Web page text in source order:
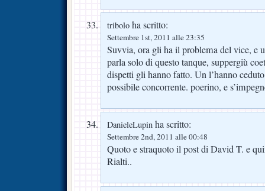
tribolo ha scritto:
Settembre 1st, 2011 alle 23:35
Suvvia, ora gli ha il problema del vice, e
parla solo di questo tanque, suppergiù
dispetti gli hanno fatto. Un l’hanno
possibile concorrente. poerino, e
DanieleLupin ha scritto:
Settembre 2nd, 2011 alle 00:48
Quoto e straquoto il post di David T. e
Rialti..